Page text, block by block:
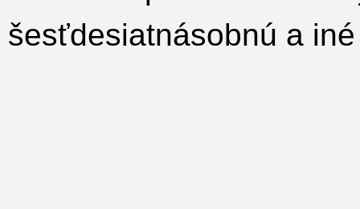
šesťdesiatnásobnú a